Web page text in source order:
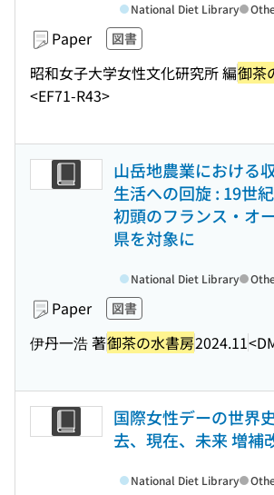
Paper 図書
昭和女子大学女性文化研究所 編御茶
<EF71-R43>
National Diet Library
山岳地農業における
生活への回旋 : 19世
初頭のフランス・オ
県を対象に
Paper 図書
伊丹一浩 著御茶の水書房2024.11
National Diet Library
国際女性デーの世界
去、現在、未来 増補
National Diet Library